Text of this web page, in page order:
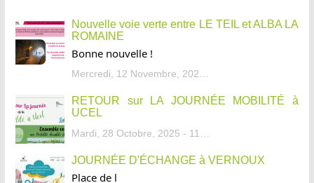
Nouvelle voie verte entre LE TEIL et ALBA LA
ROMAINE
Bonne nouvelle !
RETOUR sur LA JOURNÉE MOBILITÉ à
UCEL
JOURNÉE D'ÉCHANGE à VERNOUX
Place de l